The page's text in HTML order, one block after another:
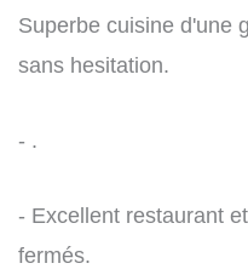
Superbe cuisine d'une
sans hesitation.
- .
- Excellent restaurant
fermés.